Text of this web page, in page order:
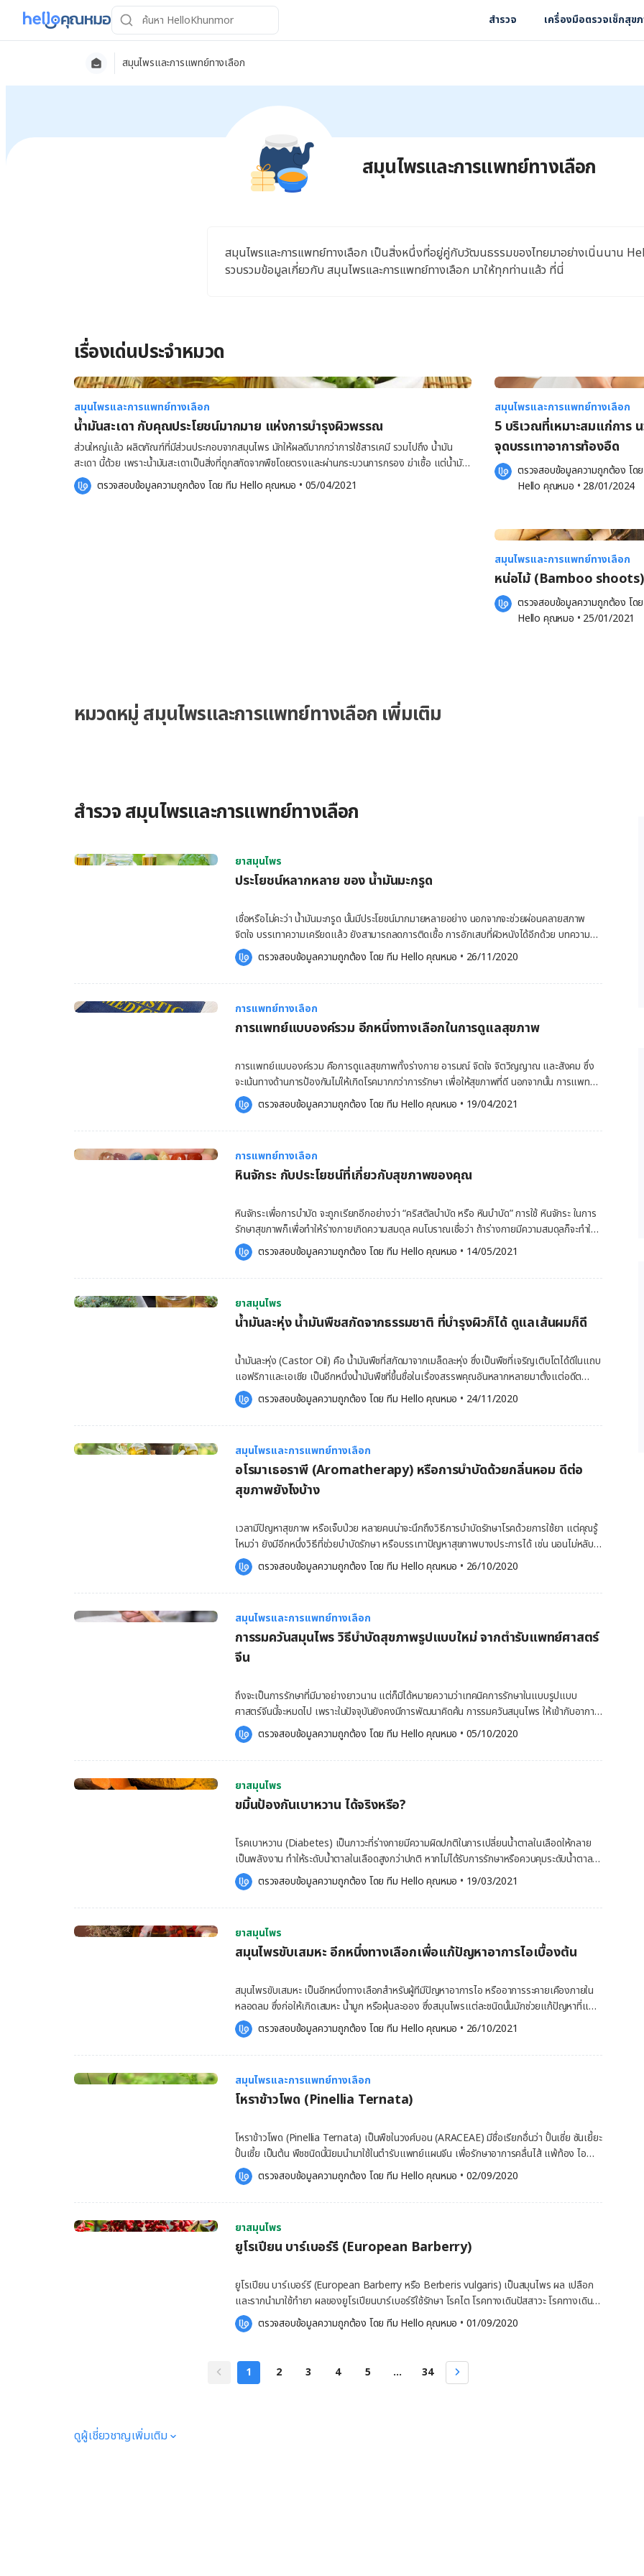
สำรวจ เครื่องมือตรวจเช็กสุข
สมุนไพรและการแพทย์ทางเลือก
สมุนไพรและการแพทย์ทางเลือก
สมุนไพรและการแพทย์ทางเลือก เป็นสิ่งหนึ่งที่อยู่คู่กับวัฒนธรรมของไทยมาอย่างเนิ่นนาน
รวบรวมข้อมูลเกี่ยวกับ สมุนไพรและการแพทย์ทางเลือก มาให้ทุกท่านแล้ว ที่นี่
เรื่องเด่นประจำหมวด
สมุนไพรและการแพทย์ทางเลือก
น้ำมันสะเดา กับคุณประโยชน์มากมาย แห่งการบำรุงผิวพรรณ
ส่วนใหญ่แล้ว ผลิตภัณฑ์ที่มีส่วนประกอบจากสมุนไพร มักให้ผลดีมากกว่าการใช้สารเคมี รวมไปถึง น้ำมัน
สะเดา นี้ด้วย เพราะน้ำมันสะเดาเป็นสิ่งที่ถูกสกัดจากพืชโดยตรงและผ่านกระบวนการกรอง ฆ่าเชื้อ แต่น้ำมัน
ชนิดนี้จะมีประโยชน์ และวิธีใช้อย่างไรบ้างนั้น ติดตามได้ในบทความที่ Hello คุณหมอ นำมาฝากทุกคนในวันนี้
กันได้เลยค่ะ ที่มาของ น้ำมันสะเดา แต่เดิมสะเดานิยมปลูกในประเทศเขตร้อน โดยผู้คนส่วนใหญ่ใช้เป็นสารขับ
ตรวจสอบข้อมูลความถูกต้อง โดย ทีม Hello คุณหมอ • 05/04/2021
สมุนไพรและการแพทย์ทางเลือก
5 บริเวณที่เหมาะสมแก่การ
จุดบรรเทาอาการท้องอืด
ตรวจสอบข้อมูลความถูกต้อง โดย
Hello คุณหมอ • 28/01/2024
สมุนไพรและการแพทย์ทางเลือก
หน่อไม้ (Bamboo shoots)
ตรวจสอบข้อมูลความถูกต้อง โดย
Hello คุณหมอ • 25/01/2021
หมวดหมู่ สมุนไพรและการแพทย์ทางเลือก เพิ่มเติม
สำรวจ สมุนไพรและการแพทย์ทางเลือก
ยาสมุนไพร
ประโยชน์หลากหลาย ของ น้ำมันมะกรูด
เชื่อหรือไม่คะว่า น้ำมันมะกรูด นั้นมีประโยชน์มากมายหลายอย่าง นอกจากจะช่วยผ่อนคลายสภาพ
จิตใจ บรรเทาความเครียดแล้ว ยังสามารถลดการติดเชื้อ การอักเสบที่ผิวหนังได้อีกด้วย บทความนี้
Hello คุณหมอ จึงนำประโยชน์ของน้ำมันมะกรูด มาให้ทุกคนได้รู้จักกันมากขึ้นค่ะ จะมีประโยชน์และข้อ
ควรระวังอย่างไรบ้าง ติดตามอ่านได้ในบทความนี้เลย ทำความรู้จัก น้ำมันมะกรูด น้ำมันมะกรูด
(Bergamot Oil) เป็นน้ำมันหอมระเหยที่มีสรรพคุณทางยาสูงทั้งทางด้านสุขภาพกาย และสุขภาพ
ลดการอักเสบของสิว เป็นต้น นอกจากนี้ยังสามารถนำมาใช้เป็นเครื่องปรุงอาหาร นำมาบำรุงผิว
พรรณ ได้อีกด้วย อย่างไรก็ตาม หากผู้ที่มีอาการแพ้น้ำมันมะกรูด ควรรีบปรึกษาแพทย์หรือผู้
น้ำมันมะกรูดนั้นมีประโยชน์มากมายหลายอย่าง ที่ดีต่อสุขภาพกายและสุขภาพใจ ดังต่อไปนี้ บรรเทา
ความเครียด การดมกลิ่นหอมของน้ำมันมะกรูด ช่วยให้สมองหลั่งสารสารโดพามีน (Dopamine)
และเซโรโทนิน (Serotonin) ออกมามากขึ้น ช่วยในการบำบัดอารมณ์ เช่น ช่วยผ่อนคลาย ช่วย
บรรเทาความเครียด อาการเศร้า วิตกกังวล และความผิดปกติทางอารมณ์ด้านอื่น ๆ ลดอาการคัด
คอเลสเตอรอล จากการศึกษาในมนุษย์และสัตว์ ในปี พ.ศ. […]
ตรวจสอบข้อมูลความถูกต้อง โดย ทีม Hello คุณหมอ • 26/11/2020
การแพทย์ทางเลือก
การแพทย์แบบองค์รวม อีกหนึ่งทางเลือกในการดูแลสุขภาพ
การแพทย์แบบองค์รวม คือการดูแลสุขภาพทั้งร่างกาย อารมณ์ จิตใจ จิตวิญญาณ และสังคม ซึ่ง
จะเน้นทางด้านการป้องกันไม่ให้เกิดโรคมากกว่าการรักษา เพื่อให้สุขภาพที่ดี นอกจากนั้น การแพทย์
แบบองค์รวมยังมีหลากหลายแขนงด้วยกัน ซึ่งแต่ละแขนงก็จะมีจุดมุ่งหมายในการรักษาที่แตกต่าง
กัน วันนี้ทาง Hello คุณหมอ ได้นำข้อมูลของ การแพทย์แบบองค์รวม มาฝากกัน การแพทย์แบบ
องค์รวม คืออะไร การแพทย์แบบองค์รวม (Holistic Medicine) เป็นวิธีดูแลสุขภาพให้ทั่วถึงทั้ง
วิญญาณ โดยปกติแล้ว การแพทย์แบบองค์รวมจะผสมผสานระหว่างการแพทย์เสริมและการแพทย์
ทางเลือก (Complementary and Alternative Medicine; CAM) เข้าด้วยกัน แผนการรักษาที่
แพทย์แบบองค์รวมนั้นมีหลายประเภท บางคนเป็นแพทย์ที่มีวุฒิทางการแพทย์ โดยพวกเขาอาจจะ
ใช้หลักการรักษาตามการแพทย์แบบองค์รวม จึงทำให้พวกเขาหลายเป็นแพทย์ตามแบบการแพทย์
องค์รวม ส่วนผู้ที่ประกอบวิชาชีพตามแบบการแพทย์องค์รวมอื่น ๆ แต่ไม่ได้เป็นแพทย์ พวกเขาอาจ
ถูกเรียกว่า “แพทย์” ในสาขาของตัวเอง แต่ไม่ได้มีใบประกอบโรคศิลป์ในการประกอบวิชาชีพ โดย
องค์รวม สำหรับหลักการแพทย์แบบองค์รวมนั้นจะขึ้นอยู่กับค่านิยมหลักหลายประการ ดังนี้ สุขภาพ
ที่ดี คือ การรวมกันของสุขภาพกาย อารมณ์ จิตใจ จิตวิญญาณ และสังคม เน้นป้องกันการเกิดโรค
มาเป็นอันดับแรก การรักษาโรคมาเป็นอันดับที่สอง โรคภัยเกิดจากปัญหากับทั้งร่างกาย มากกว่าจะ
เกิดขึ้นส่วนใดส่วนหนึ่งของร่างกาย เป้าหมายของการรักษา […]
ตรวจสอบข้อมูลความถูกต้อง โดย ทีม Hello คุณหมอ • 19/04/2021
การแพทย์ทางเลือก
หินจักระ กับประโยชน์ที่เกี่ยวกับสุขภาพของคุณ
หินจักระเพื่อการบำบัด จะถูกเรียกอีกอย่างว่า “คริสตัลบำบัด หรือ หินบำบัด” การใช้ หินจักระ ในการ
รักษาสุขภาพก็เพื่อทำให้ร่างกายเกิดความสมดุล คนโบราณเชื่อว่า ถ้าร่างกายมีความสมดุลก็จะทำให้
สุขภาพดีตามไปด้วย ดังนั้น ทาง Hello คุณหมอ จึงได้นำเรื่องนี้มาฝากกัน ทำความรู้จักกับ หินจักระ
จักระเป็นระบบพลังงานโบราณที่มีต้นกำเนิดในอินเดีย เป็นองค์ประกอบหลักของโยคะอายุรเวทและ
คำสอนของศาสนาฮินดู จักระนั้นมีทั้งหมด 7 จักระด้วยกัน และจักระถือเป็นศูนย์รวมพลังงานใน
อย่างหนึ่งว่า “สนามชีวภาพ หรือ กระแสน้ำวนพลังงาน” จักระรับและส่งพลังงานซึ่งส่งผลต่ออวัยวะ
ใกล้เคียง อย่างไรก็ตาม เมื่อจักระไม่สมดุลหรือถูกปิดกั้น การไหลของพลังงานก็จะหยุดชะงักไปด้วย
“คริสตัลบำบัด หรือ หินบำบัด” นับเป็นอัญมณีที่ใช้ในการปรับสมดุลของร่างกาย จักระแต่ละชิ้นจะ
เกี่ยวข้องกับหินบางชนิด ซึ่งเชื่อกันว่าพลังงานของหินนั้น สามารถทำให้หินจักระที่เฉพาะเจาะจง
เสถียรได้ จักระในลำคอกับความเกี่ยวข้องด้านสุขภาพ นักปฏิบัติกล่าวว่าจักระในลำคอเป็นศูนย์กลาง
ของการสื่ออารมณ์ และความคิดสร้างสรรค์ ส่งผลต่อความสามารถในการแสดงความรู้สึกและความ
ขาดความยั้งคิด ความไม่ซื่อสัตย์ (Dishonesty) ความตึงเครียด (Insensitivity) ความไม่ปลอดภัย
(Insecurity) ความวิตกกังวลในการเข้าสังคม (Social anxiety) การขาดความสามารถในการ
เดียวกัน อาจส่งผลต่อหู ปาก […]
ตรวจสอบข้อมูลความถูกต้อง โดย ทีม Hello คุณหมอ • 14/05/2021
ยาสมุนไพร
น้ำมันละหุ่ง น้ำมันพืชสกัดจากธรรมชาติ ที่บำรุงผิวก็ได้ ดูแลเส้นผมก็ดี
น้ำมันละหุ่ง (Castor Oil) คือ น้ำมันพืชที่สกัดมาจากเมล็ดละหุ่ง ซึ่งเป็นพืชที่เจริญเติบโตได้ดีในแถบ
แอฟริกาและเอเชีย เป็นอีกหนึ่งน้ำมันพืชที่ขึ้นชื่อในเรื่องสรรพคุณอันหลากหลายมาตั้งแต่อดีต
จนถึงปัจจุบัน ที่ถึงแม้ชื่ออาจจะแปลกหูสำหรับหลายคนไปบ้าง แต่คุณประโยชน์นั้นมีมากเกินกว่าจะ
มองข้ามไป วันนี้ Hello คุณหมอ มีข้อมูลดี ๆ เกี่ยวกับประโยชน์ของน้ำมันละหุ่งมาฝากค่ะ สารอาหาร
ในน้ำมันละหุ่ง น้ำมันละหุ่งขนาด 1 ช้อนโต๊ะ จะให้คุณค่าทางสารอาหารที่สำคัญ ดังนี้ พลังงาน 120
กว่านั้นแล้ว น้ำมันละหุ่งยังเป็นแหล่งของแร่ธาตุจำเป็น ดังนี้ วิตามินอี กรดไขมันโอเมก้า 9 กรดไข
มันโอเมก้า 6 ประโยชน์ของน้ำมันละหุ่ง เป็นยาระบาย น้ำมันละหุ่ง มีหนึ่งสรรพคุณที่ได้รับการพูดถึง
มาเนิ่นนานนั่นคือ สรรพคุณในการเป็นยาระบายจากธรรมชาติ เพราะเมื่อรับประทานน้ำมันละหุ่ง
ควรรับประทานในปริมาณที่เหมาะสม เพราะถ้ากินมากเกินไปจะเสี่ยงทำให้เกิดอาการคลื่นไส้ อาเจียน
และท้องร่วงได้ มากไปกว่านั้น ถึงแม้น้ำมันละหุ่งจะมีส่วนช่วยบรรเทาอาการท้องผูกโดยการเป็นยา
ระบายได้เป็นครั้งคราว แต่ไม่ควรใช้ทุกครั้งที่อึไม่ออก เพื่อป้องกันไม่ให้เกิดปัญหาในการขับถ่ายใน
แบคทีเรีย มีส่วนช่วยรักษาบาดแผล […]
ตรวจสอบข้อมูลความถูกต้อง โดย ทีม Hello คุณหมอ • 24/11/2020
สมุนไพรและการแพทย์ทางเลือก
อโรมาเธอราพี (Aromatherapy) หรือการบำบัดด้วยกลิ่นหอม ดีต่อ
สุขภาพยังไงบ้าง
เวลามีปัญหาสุขภาพ หรือเจ็บป่วย หลายคนน่าจะนึกถึงวิธีการบำบัดรักษาโรคด้วยการใช้ยา แต่คุณรู้
ไหมว่า ยังมีอีกหนึ่งวิธีที่ช่วยบำบัดรักษา หรือบรรเทาปัญหาสุขภาพบางประการได้ เช่น นอนไม่หลับ
ปวดศีรษะ ปวดไมเกรน เครียดจัด วิธีนั้นก็คือ อโรมาเธอราพี (Aromatherapy) หรือการบำบัดด้วย
กลิ่นหอม นั่นเอง หากคุณเป็นคนหนึ่งที่กำลังสนใจวิธีบำบัดรักษาโรควิธีนี้ แนะนำให้อ่านบทความนี้
ของ Hello คุณหมอ โดยด่วน คุณจะได้รู้ว่า อโรมาเธอราพีคืออะไร และมีข้อดีข้อเสียอย่างไรบ้าง อ
หมายถึงการบำบัดด้วยกลิ่นหอม หรือกลิ่นบำบัด จัดเป็นวิธีบำบัดรักษาโรคแบบองค์รวมรูปแบบหนึ่ง
ที่ใช้สารสกัดจากพืชธรรมชาติมาช่วยส่งเสริมให้เกิดสุขภาวะทั้งทางกายและทางใจ นั่นคือ ไม่เพียง
แต่จะช่วยให้สุขภาพกายใจแข็งแรง แต่ยังช่วยให้เราดำรงชีวิตได้อย่างเป็นปกติสุขด้วย อโรมาเธอ
เป็นยามาพัฒนาสุขภาพกาย และสุขภาพใจให้แข็งแรงขึ้น และคนส่วนหนึ่งยังเชื่อว่า อโรมาเธอราพี
นั้นส่งผลดีต่อวิญญาณ (Spirit) ของเราด้วย มนุษย์เราใช้อโรมาเธอราพีเพื่อผลประโยชน์ทางการ
แพทย์และทางความเชื่อมากว่าพันปีแล้ว โดยเฉพาะอย่างยิ่งในวัฒนธรรมอินเดีย จีน และอียิปต์
แต่คำว่า “Aromatherapy” ถูกนำมาใช้ครั้งแรกในหนังสือของนักเคมีและนักปรุงน้ำหอมชาว
[…]
ตรวจสอบข้อมูลความถูกต้อง โดย ทีม Hello คุณหมอ • 26/10/2020
สมุนไพรและการแพทย์ทางเลือก
การรมควันสมุนไพร วิธีบำบัดสุขภาพรูปแบบใหม่ จากตำรับแพทย์ศาสตร์
จีน
ถึงจะเป็นการรักษาที่มีมาอย่างยาวนาน แต่ก็มิได้หมายความว่าเทคนิคการรักษาในแบบรูปแบบ
ศาสตร์จีนนี้จะหมดไป เพราะในปัจจุบันยังคงมีการพัฒนาคิดค้น การรมควันสมุนไพร ให้เข้ากับอาการ
ของผู้ป่วย และเทคโนโลยีทางการแพทย์ให้มากขึ้น ที่วันนี้ Hello คุณหมอ จะขอพาทุกคนไปทำความ
รู้จักถึงข้อดีในการบำรุงสุขภาพด้วยวิธีดังกล่าวไปพร้อม ๆ กันค่ะ การรมควันสมุนไพร คืออะไร การ
รมยา หรือ การรมควันด้วยสมุนไพร (Moxibustion) เป็นวิธีการบำบัดร่างกาย และบำบัดสุขภาพ
ทำการเผาไหม้แล้วใช้ควันไล่ตามจุดต่าง ๆ ทั่วเรือนร่างผู้บำบัดเพื่อลดอาการเจ็บปวด หรืออาการ
ต่าง ๆ ที่แพทย์เฉพาะทางสามารถทำการรักษาให้คุณได้ แต่เนื่องด้วยบางครั้งผิวหนังผู้ป่วยที่โดน
แพทย์จึงมีการนำอุปกรณ์ และเทคนิคต่าง ๆ เข้ามาช่วยเสริมในการรักษาร่วมเพื่อให้ได้ประโยชน์
สูงสุด นั่นก็คือ การรมควันพร้อมกับการฝังเข็ม วิธีนี้จะเป็นการฝังเข็มลงตามจุดต่าง ๆ แล้วใช้ก้อน
สมุนไพรจุดควันปักลงไปบนหัวเข็มต่อ เพื่อเป็นการเผาไหม้ในระยะห่างจากผิวหนัง ลดการเกิดรอย
ไหม้ หรือเผาไหม้ได้ ใครที่เหมาะสมในการบำบัดด้วย การรมควันสมุนไพร ในการรมควันด้วยสมุนไพร
เทคนิคนี้ได้ ควรอยู่ในเกณฑ์ที่เกี่ยวข้องกับปัญหาทางสุขภาพ ดังนี้ อาการปวด หรืออาการบาดเจ็บ
ของโรคข้ออักเสบ ปัญหาเกี่ยวกับระบบทางเดินอาหาร ปวดท้องประจำเดือนอยู่บ่อยครั้ง อาการหอบ
หืด ไข้หวัด และไข้หวัดใหญ่ ปวดกล้ามเนื้อ เส้นเอ็นยึดตึง ไมเกรน ปวดศีรษะ หากกรณีที่คุณประสบ
กับอาการรุนแรง และปล่อยให้สะสมเป็นระยะเวลานาน อาจจำเป็นต้องมีการเข้าขอคำปรึกษาจาก
แพทย์ในโรงพยาบาลใกล้ที่อยู่อาศัยคุณร่วมด้วย เพื่อเป็นการรับยารับประทาน และวิธีรักษาที่ตรงจุด
เพราะการรมควันด้วยสมุนไพร […]
ตรวจสอบข้อมูลความถูกต้อง โดย ทีม Hello คุณหมอ • 05/10/2020
ยาสมุนไพร
ขมิ้นป้องกันเบาหวาน ได้จริงหรือ?
โรคเบาหวาน (Diabetes) เป็นภาวะที่ร่างกายมีความผิดปกติในการเปลี่ยนน้ำตาลในเลือดให้กลาย
เป็นพลังงาน ทำให้ระดับน้ำตาลในเลือดสูงกว่าปกติ หากไม่ได้รับการรักษาหรือควบคุมระดับน้ำตาลใน
เลือดได้ให้ดี อาจทำให้เกิดภาวะแทรกซ้อน จนส่งผลต่อหลอดเลือดและเส้นประสาท วันนี้ Hello คุณ
หมอ จะชวนไปรู้จักกับ ขมิ้น สมุนไพรพื้นบ้านที่มีสรรพคุณทางยามากมาย ทั้งบรรเทาอาการปวด และ
ขมิ้นป้องกันเบาหวาน ได้อีกด้วย จริงเท็จแค่ไหน ไปอ่านกันค่ะ ประโยชน์ของขมิ้น ขมิ้น (Turmeric)
สวยงามแล้ว ขมิ้นยังมีประโยชน์ต่อสุขภาพอีกด้วย ขมิ้นถูกใช้เพื่อเป็นยาในการบรรเทาอาการปวด
จากภาวะต่าง ๆ เช่น โรคข้ออักเสบ อาการปวด นอกจากนี้ขมิ้นยังใช้เพื่อปรับปรุงการทำงานของตับ
ส่วนช่วยต่อสู้กับการติดเชื้อและการอักเสบ ที่สามารถป้องกันมะเร็งและโรคอื่นๆ ได้ นอกจากนี้งาน
วิจัยบางชิ้นยังแสดงให้เห็นว่า การรับประทานขมิ้นมีส่วนช่วยในการรักษาและ ป้องกันเบาหวาน ได้
ขมิ้นป้องกันเบาหวาน ได้อย่างไรบ้าง นักวิทยาศาสตร์มีความเชื่อว่าขมิ้นมีคุณสมบัติในการช่วยลดการ
อักเสบและภาวะเครียดที่เกิดจากออกซิเดชัน ซึ่งถือเป็นหนึ่งในปัจจัยที่ส่งผลต่อโรคเบาหวาน ทำให้เขา
เคอร์คูมิน ที่มีอยู่ในขมิ้นนั้นมีส่วนช่วยเพิ่มความต้านทานต่ออินซูลินและระดับคอเลสเตอรอล ซึ่งดี
สำหรับผู้ป่วยเบาหวาน นอกจากนี้ยังมีผลการศึกษาในปี 2013 พบว่าสารเคอร์คูมินนั้นสามารถลด
ตรวจสอบข้อมูลความถูกต้อง โดย ทีม Hello คุณหมอ • 19/03/2021
ยาสมุนไพร
สมุนไพรขับเสมหะ อีกหนึ่งทางเลือกเพื่อแก้ปัญหาอาการไอเบื้องต้น
สมุนไพรขับเสมหะ เป็นอีกหนึ่งทางเลือกสำหรับผู้ทีมีปัญหาอาการไอ หรืออาการระคายเคืองภายใน
หลอดลม ซึ่งก่อให้เกิดเสมหะ น้ำมูก หรือฝุ่นละออง ซึ่งสมุนไพรแต่ละชนิดนั้นมักช่วยแก้ปัญหาที่แตก
ต่างกันไป จึงควรศึกษาถึงสรรพคุณและชนิดของสมุนไพรเพื่อเลือกใช้ได้อย่างเหมาะสม ประเภท
ของ สมุนไพรขับเสมหะ สมุนไพรบรรเทาอาการไอ สมุนไพรที่ช่วยบรรเทาอาการไอนั้น แบ่งออกได้
เป็น 2 ประเภทหลักดังต่อไปนี้ สมุนไพรที่เคลือบเยื่อบุทางเดินหายใจ เพื่อช่วยเคลือบและป้องกัน
สมอง เป็นสมุนไพรที่มีฤทธิ์ยับยั้งการไอ โดยการกดศูนย์ควบคุมการไอในสมอง เช่น ฝิ่น เป็นต้น
สมุนไพรขับเสมหะ สมุนไพรที่มีน้ำมันหอมระเหย น้ำมันหอมระเหยนั้นมีสรรพคุณในการช่วยบรรเทา
สมุนไพรที่มีฤทธิ์เป็นกรด เช่น มะนาว บ๊วย หรือมะขาม จะออกฤทธิ์ช่วยละลายเสมหะ ทำให้ขับเสมหะ
ได้ง่ายขึ้น สมุนไพรขับเสมหะ ที่ควรมีติดบ้าน ขิง ขิงนั้นมีสรรพคุณช่วยในการบรรเทาอาการไอแห้ง
เนื่องจากมีตัวยาช่วยต่อต้านการอักเสบ และยังช่วยลดอาการคลื่นไส้และอาการเจ็บคอได้อีกด้วย
สรรพคุณในการต้านการอักเสบของขิงนั้น จะช่วยผ่อนคลายเนื้อเยื่อในทางเดินหายใจ จึงช่วยลด
น้ำผึ้งหรือน้ำมะนาวเพื่อช่วยลดอาการเจ็บคอ และช่วยขับเสมหะได้ดียิ่งขึ้น แต่ควรระมัดระวังไม่ดื่มน้ำ
ขิงมากเกินไป เพราะอาจทำให้ท้องไส้ปั่นป่วน หรือแสบร้อนกลางทรวงอกได้ ขมิ้น สารเคอร์คูมิน
(Curcumin) ที่พบได้ในขมิ้นนั้น มีคุณสมบัติในการช่วยต่อต้านการอักเสบ […]
ตรวจสอบข้อมูลความถูกต้อง โดย ทีม Hello คุณหมอ • 26/10/2021
สมุนไพรและการแพทย์ทางเลือก
โหราข้าวโพด (Pinellia Ternata)
โหราข้าวโพด (Pinellia Ternata) เป็นพืชในวงศ์บอน (ARACEAE) มีชื่อเรียกอื่นว่า ปั้นเซี่ย ซันเยี้ยะ
ปั้นเซี้ย เป็นต้น พืชชนิดนี้นิยมนำมาใช้ในตำรับแพทย์แผนจีน เพื่อรักษาอาการคลื่นไส้ แพ้ท้อง ไอ
เป็นต้น ข้อบ่งใช้โหราข้าวโพด (Pinellia Ternata) ใช้สำหรับ โหราข้าวโพด (Pinellia Ternata)
นิยมนำมาใช้เป็นยารักษาโรคในตำราแพทย์แผนจีน ใช้บรรเทาอาการแพ้ท้องเมื่อบริโภคพร้อมขิง แก้
อาเจียน เป็นต้น อีกทั้งยังถูกนำไปใช้ในการแพทย์แผนโบราณของญี่ปุ่น เช่น แก้หวัด แต่นอกจากจะ
ต่อไปนี้ด้วย อาการคลื่นไส้อาเจียน อาการแพ้ท้อง อาการไอ ไข้หวัดใหญ่ ไขหวัดหมู อาการปวด
อาการบวม (การอักเสบ) ใช้ในการคุมกำเนิด โหราข้าวโพดอาจกำหนดให้ใช้สำหรับส่วนอื่น ๆ สำหรับ
สหรัฐอเมริกาได้ประกาศห้ามใช้โหราข้าวโพด เนื่องจากมีสารเคมีที่เรียกว่า เอฟีดรีน อัลคาลอยด์
(Ephedrine alkaloids) ซึ่งอาจทำให้เกิดผลข้างเคียง เช่น หัวใจวาย โรคหลอดเลือดสมอง อาการ
ชัก การทำงานของโหราข้าวโพด ยังมีการศึกษาวิจัยเกี่ยวกับการทำงานของโหราข้าวโพดไม่เพียงพอ
สำหรับข้อมูลเพิ่มเติม โปรดปรึกษาแพทย์หรือเภสัชกร อย่างไรก็ตาม ผู้เชี่ยวชาญเผยว่า สารเคมี
ข้อมูลเพิ่มเติม โปรดปรึกษาแพทย์หรือเภสัชกร ข้อควรระวังและคำเตือนข้อควรรู้ก่อนใช้โหรา
ข้าวโพด ปรึกษาแพทย์หรือเภสัชกร หาก คุณอยู่ในช่วงตั้งครรภ์หรือให้นมบุตร เนื่องจากในขณะที่คุณ
ตรวจสอบข้อมูลความถูกต้อง โดย ทีม Hello คุณหมอ • 02/09/2020
ยาสมุนไพร
ยูโรเปียน บาร์เบอร์รี (European Barberry)
ยูโรเปียน บาร์เบอร์รี (European Barberry หรือ Berberis vulgaris) เป็นสมุนไพร ผล เปลือก
และรากนำมาใช้ทำยา ผลของยูโรเปียนบาร์เบอร์รีใช้รักษา โรคไต โรคทางเดินปัสสาวะ โรคทางเดิน
อาหาร เป็นต้น ข้อบ่งใช้ยูโรเปียน บาร์เบอร์รี (European Barberry) ใช้สำหรับ รักษาสิว – ผลงาน
วิจัยเผยว่า การใช้ยูโรเปียน บาร์เบอร์รีในรูปแบบแคปซูลติดต่อกันเป็นเวลา 4 สัปดาห์ช่วยลดสิวในวัย
ร่วมกับยาปฏิชีวนะเมโทรนิดาโซล (Metronidazole) อาจช่วยป้องกันการติดเชื้อแบคทีเรียในช่อง
คลอดซ้ำได้ รักษาโรคเหงือกอักเสบแบบไม่รุนแรง – การแปรงฟันด้วยยาสีฟันที่มีสารสกัดจากยูโร
ตรวจสอบข้อมูลความถูกต้อง โดย ทีม Hello คุณหมอ • 01/09/2020
1 2 3 4 5 ... 34
ดูผู้เชี่ยวชาญเพิ่มเติม